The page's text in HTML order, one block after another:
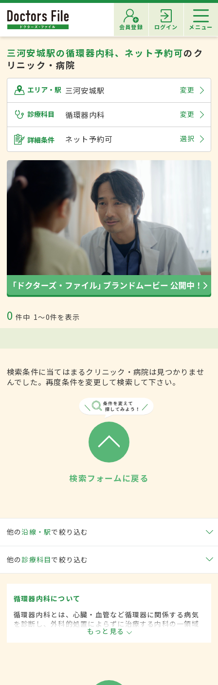
会員登録 ログイン メニュー
三河安城駅の循環器内科、ネット予約可のク
リニック・病院
エリア・駅 三河安城駅 変更
診療科目 循環器内科 変更
詳細条件 ネット予約可 選択
0 件中 1〜0件を表示
検索条件に当てはまるクリニック・病院は見つかりませ
んでした。再度条件を変更して検索して下さい。
検索フォームに戻る
他の沿線・駅で絞り込む
他の 診療科目で絞り込む
循環器内科について
循環器内科とは、心臓・血管など循環器に関係する病気
を診断し、外科的処置によらずに治療する内科の一領域
です。平成20年4月の制度改正前は、循環器科と呼ばれ
ていました。
もっと見る